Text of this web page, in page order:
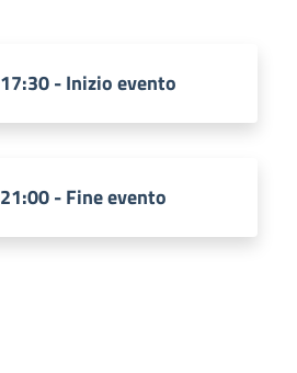
17:30 - Inizio evento
21:00 - Fine evento